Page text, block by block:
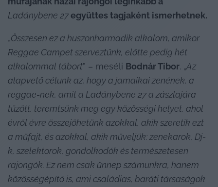
Ladánybene 27 együttes tagjaként ismerhetnek.
„Összesen ez a huszonharmadik alkalom, amikor
Reggae Campet szerveztünk, előtte pedig hét
alkalommal tábort” – meséli Bodnár Tibor. „Az
alapvető célunk az, hogy a jamaikai zenének, a
reggae-nek, amit a Ladánybene 27 a zászlajára
tűzött, teremtsünk meg egy közösségi helyet, ahol
évről évre összejöhetünk azokkal, akik szeretik ezt
a műfajt, és azokkal, akik műveljük: zenekarok, Dj-
k, szelektorok, gondolkodók és természetesen
rajongók. Ez nem csak ünnep számunkra, hanem
közösségépítő is, ami családias, baráti társaságok